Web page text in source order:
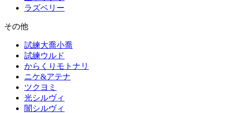
ラズベリー
その他
試練大喬小喬
試練ウルド
からくりモトナリ
ニケ&アテナ
ツクヨミ
光シルヴィ
闇シルヴィ